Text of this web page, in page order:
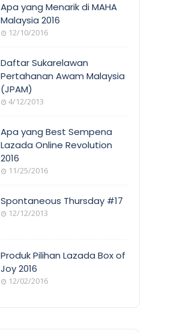
Apa yang Menarik di MAHA
Malaysia 2016
12/10/2016
Daftar Sukarelawan
Pertahanan Awam Malaysia
(JPAM)
4/12/2013
Apa yang Best Sempena
Lazada Online Revolution
2016
11/25/2016
Spontaneous Thursday #17
12/12/2013
Produk Pilihan Lazada Box of
Joy 2016
12/02/2016